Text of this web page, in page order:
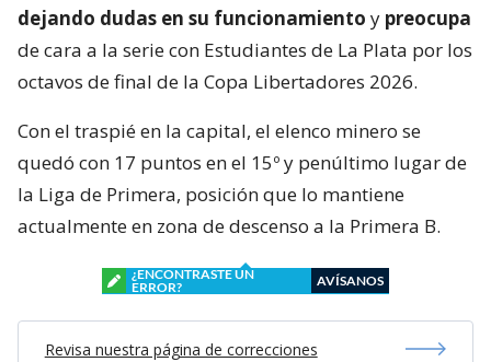
dejando dudas en su funcionamiento y preocupa
de cara a la serie con Estudiantes de La Plata por los
octavos de final de la Copa Libertadores 2026.
Con el traspié en la capital, el elenco minero se
quedó con 17 puntos en el 15º y penúltimo lugar de
la Liga de Primera, posición que lo mantiene
actualmente en zona de descenso a la Primera B.
¿ENCONTRASTE UN
ERROR?
AVÍSANOS
Revisa nuestra página de correcciones